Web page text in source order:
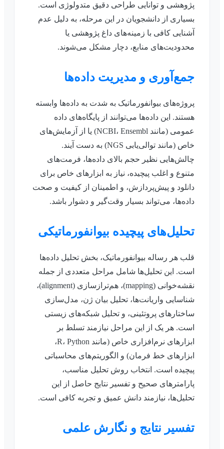
پژوهشی و توانایی طراحی دقیق متدولوژی است.
بسیاری از دانشجویان در این مرحله، به دلیل عدم
آشنایی کافی با زمینه‌های داغ پژوهشی یا
محدودیت‌های منابع، دچار مشکل می‌شوند.
جمع‌آوری و مدیریت داده‌ها
پروژه‌های بیوانفورماتیک به شدت به داده‌ها وابسته
هستند. این داده‌ها می‌توانند از پایگاه‌های داده
عمومی (مانند NCBI، Ensembl) یا از آزمایش‌های
خاص (مانند توالی‌یابی NGS) به دست آیند.
چالش‌هایی نظیر حجم بالای داده‌ها، فرمت‌های
متنوع و اغلب پیچیده، نیاز به ابزارهای خاص برای
دانلود و پیش‌پردازش، و اطمینان از کیفیت و صحت
داده‌ها، می‌تواند بسیار وقت‌گیر و دشوار باشد.
تحلیل‌های پیچیده بیوانفورماتیکی
قلب هر رساله بیوانفورماتیک، بخش تحلیل داده‌ها
است. این تحلیل‌ها شامل مراحل متعددی از جمله
نقشه‌خوانی (mapping)، هم‌ترازسازی (alignment)،
شناسایی واریانت‌ها، تحلیل بیان ژن، مدل‌سازی
ساختارهای پروتئینی، و تحلیل شبکه‌های زیستی
است. هر یک از این مراحل نیازمند تسلط بر
ابزارهای نرم‌افزاری خاص (مانند R، Python،
ابزارهای خط فرمان) و الگوریتم‌های محاسباتی
پیچیده است. انتخاب روش تحلیل مناسب،
پارامترهای صحیح و تفسیر نتایج حاصل از این
تحلیل‌ها، نیازمند دانش عمیق و تجربه کافی است.
تفسیر نتایج و نگارش علمی